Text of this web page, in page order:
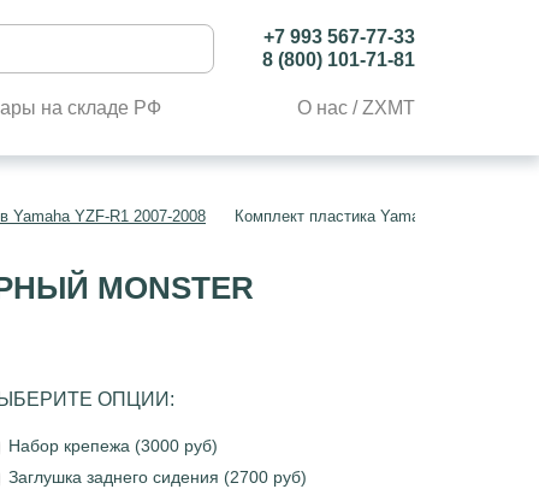
+7 993 567-77-33
8 (800) 101-71-81
на складе РФ О нас / ZXMT
Yamaha YZF-R1 2007-2008 Комплект пластика Yamaha YZF-R1
MONSTER
ОПЦИИ:
Набор крепежа (3000 руб)
Заглушка заднего сидения (2700 руб)